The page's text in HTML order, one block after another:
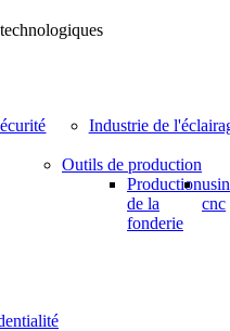
Industrie de
Outils de production
Production
de la
fonderie
cnc